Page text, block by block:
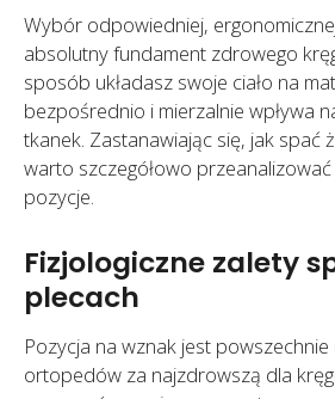
Wybór odpowiedniej,
absolutny fundament zdrowego
sposób układasz swoje ciało na
bezpośrednio i mierzalnie wpływa
tkanek. Zastanawiając się, jak spać
warto szczegółowo
pozycje.
Fizjologiczne zalety
plecach
Pozycja na wznak jest
ortopedów za najzdrowszą dla